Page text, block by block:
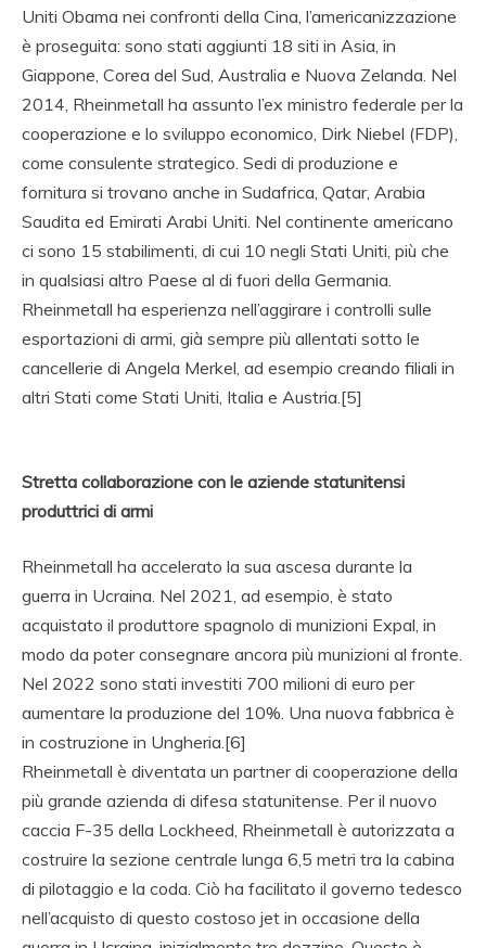
Uniti Obama nei confronti della Cina, l’americanizzazione
è proseguita: sono stati aggiunti 18 siti in Asia, in
Giappone, Corea del Sud, Australia e Nuova Zelanda. Nel
2014, Rheinmetall ha assunto l’ex ministro federale per la
cooperazione e lo sviluppo economico, Dirk Niebel (FDP),
come consulente strategico. Sedi di produzione e
fornitura si trovano anche in Sudafrica, Qatar, Arabia
Saudita ed Emirati Arabi Uniti. Nel continente americano
ci sono 15 stabilimenti, di cui 10 negli Stati Uniti, più che
in qualsiasi altro Paese al di fuori della Germania.
Rheinmetall ha esperienza nell’aggirare i controlli sulle
esportazioni di armi, già sempre più allentati sotto le
cancellerie di Angela Merkel, ad esempio creando filiali in
altri Stati come Stati Uniti, Italia e Austria.[5]
Stretta collaborazione con le aziende statunitensi
produttrici di armi
Rheinmetall ha accelerato la sua ascesa durante la
guerra in Ucraina. Nel 2021, ad esempio, è stato
acquistato il produttore spagnolo di munizioni Expal, in
modo da poter consegnare ancora più munizioni al fronte.
Nel 2022 sono stati investiti 700 milioni di euro per
aumentare la produzione del 10%. Una nuova fabbrica è
in costruzione in Ungheria.[6]
Rheinmetall è diventata un partner di cooperazione della
più grande azienda di difesa statunitense. Per il nuovo
caccia F-35 della Lockheed, Rheinmetall è autorizzata a
costruire la sezione centrale lunga 6,5 metri tra la cabina
di pilotaggio e la coda. Ciò ha facilitato il governo tedesco
nell’acquisto di questo costoso jet in occasione della